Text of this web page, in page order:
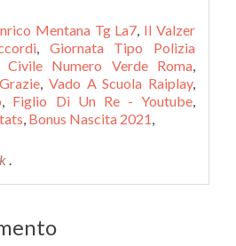
Mentana Tg La7, Il Valzer
, Giornata Tipo Polizia
Civile Numero Verde Roma,
,Vado A Scuola Raiplay,
, Figlio Di Un Re - Youtube,
, Bonus Nascita 2021,
.